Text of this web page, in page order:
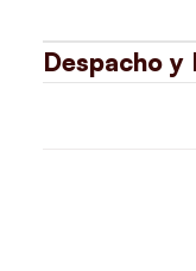
Despacho y